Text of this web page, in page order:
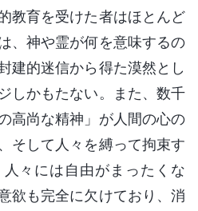
教育を受けた者はほとんど
、神や霊が何を意味するの
建的迷信から得た漠然とし
しかもたない。また、数千
高尚な精神」が人間の心の
そして人々を縛って拘束す
々には自由がまったくな
欲も完全に欠けており、消